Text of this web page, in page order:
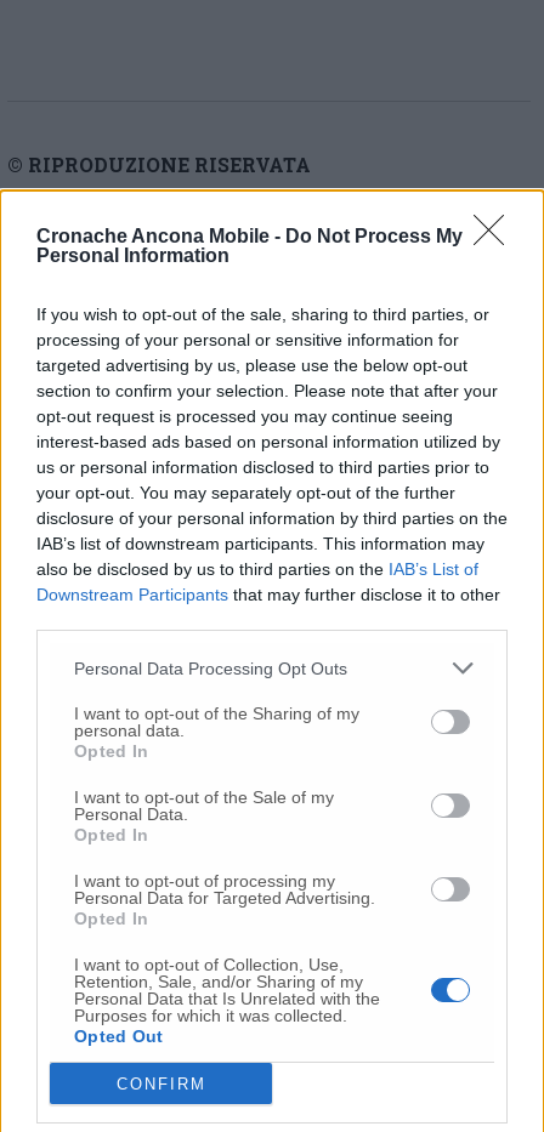
Cronache Ancona Mobile - Do Not Process My
Personal Information
If you wish to opt-out of the sale, sharing to third parties, or
processing of your personal or sensitive information for
targeted advertising by us, please use the below opt-out
section to confirm your selection. Please note that after your
opt-out request is processed you may continue seeing
interest-based ads based on personal information utilized by
us or personal information disclosed to third parties prior to
your opt-out. You may separately opt-out of the further
disclosure of your personal information by third parties on the
IAB’s list of downstream participants. This information may
also be disclosed by us to third parties on the IAB’s List of
Downstream Participants that may further disclose it to other
Personal Data Processing Opt Outs
I want to opt-out of the Sharing of my
personal data.
Opted In
I want to opt-out of the Sale of my
Personal Data.
Opted In
I want to opt-out of processing my
Personal Data for Targeted Advertising.
Opted In
I want to opt-out of Collection, Use,
Retention, Sale, and/or Sharing of my
Personal Data that Is Unrelated with the
Purposes for which it was collected.
Opted Out
CONFIRM
© RIPRODUZIONE RISERVATA
Vai alla home
Commenti
Nessun commento presente
Commenta
Commenta l'articolo
Gli articoli più letti
-
orrore all’asilo, arrestate due educatrici
-Luigia Fortunato,
-Femminicidio a Loreto.Donna uccisa a
coltellate.Fermato il compagno: “L’ho ammazzata”
-Scontro tra auto e moto a Numana:
gravissimo un centauroin eliambulanza a Torrette
24 Lug-Maltrattamenti all’asilo, parla il sindaco:
«Notifica arrivata in mattinata,
sono andati lì»